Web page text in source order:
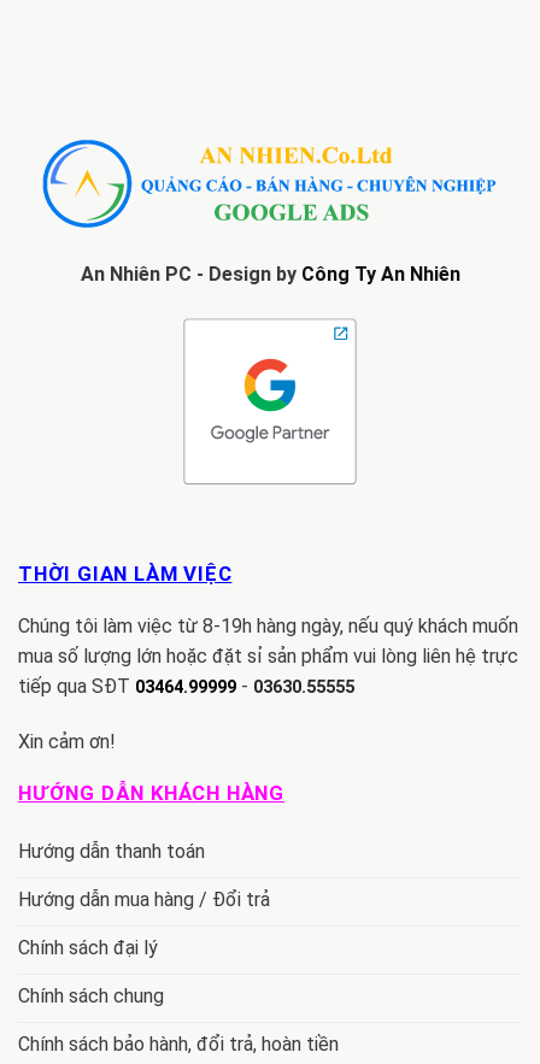
An Nhiên PC - Design by Công Ty An Nhiên
THỜI GIAN LÀM VIỆC
Chúng tôi làm việc từ 8-19h hàng ngày, nếu quý khách muốn
mua số lượng lớn hoặc đặt sỉ sản phẩm vui lòng liên hệ trực
tiếp qua SĐT 03464.99999 - 03630.55555
Xin cảm ơn!
HƯỚNG DẪN KHÁCH HÀNG
Hướng dẫn thanh toán
Hướng dẫn mua hàng / Đổi trả
Chính sách đại lý
Chính sách chung
Chính sách bảo hành, đổi trả, hoàn tiền